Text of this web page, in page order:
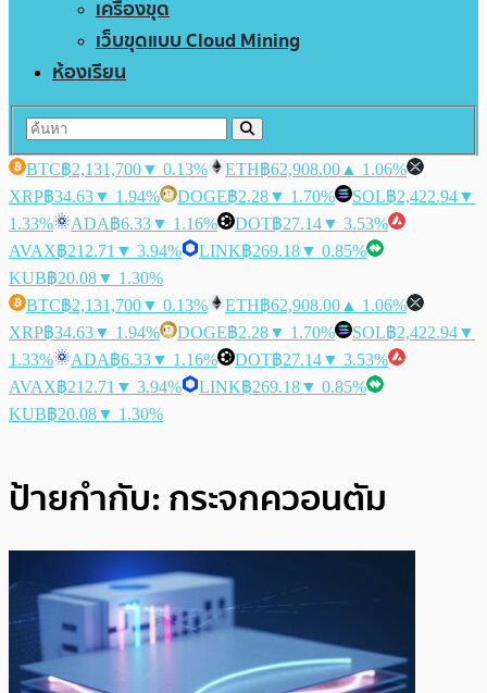
เครื่องขุด
เว็บขุดแบบ Cloud Mining
ห้องเรียน
BTC฿2,131,700▼ 0.13% ETH฿62,908.00 ▲ 1.06%
XRP฿34.63▼ 1.94% DOGE฿2.28▼ 1.70% SOL฿2,422.94▼
1.33%
ADA฿6.33▼ 1.16% DOT฿27.14▼ 3.53%
AVAX฿212.71 ▼ 3.94% LINK฿269.18▼ 0.85%
KUB฿20.08▼ 1.30%
BTC฿2,131,700▼ 0.13% ETH฿62,908.00 ▲ 1.06%
XRP฿34.63▼ 1.94% DOGE฿2.28▼ 1.70% SOL฿2,422.94▼
1.33%
ADA฿6.33▼ 1.16% DOT฿27.14▼ 3.53%
AVAX฿212.71 ▼ 3.94% LINK฿269.18▼ 0.85%
KUB฿20.08▼ 1.30%
ป้ายกำกับ: กระจกควอนตัม